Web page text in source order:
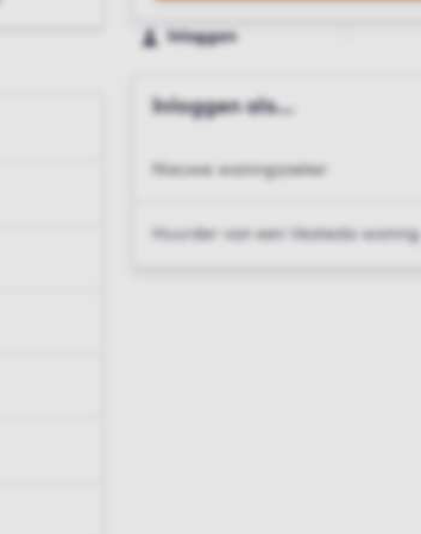
Inloggen
Inloggen als...
Nieuwe woningzoeker
Huurder van een Vesteda woning